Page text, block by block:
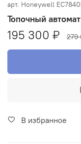
арт. Honeywell
Топочный
195 300 ₽ 279
В избранное